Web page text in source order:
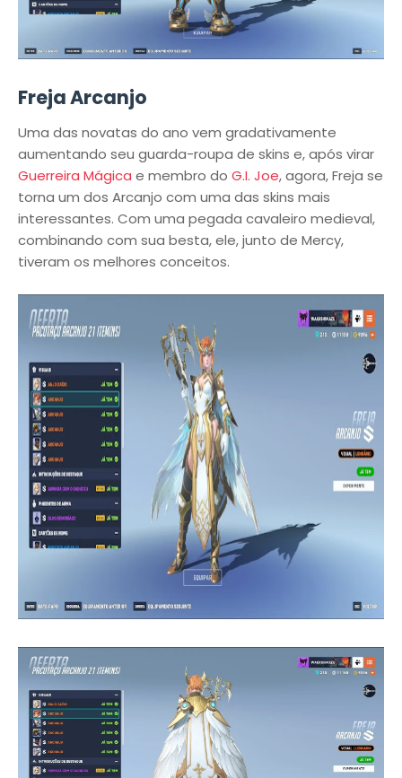
Freja Arcanjo
Uma das novatas do ano vem gradativamente
aumentando seu guarda-roupa de skins e, após virar
Guerreira Mágica e membro do G.I. Joe, agora, Freja se
torna um dos Arcanjo com uma das skins mais
interessantes. Com uma pegada cavaleiro medieval,
combinando com sua besta, ele, junto de Mercy,
tiveram os melhores conceitos.